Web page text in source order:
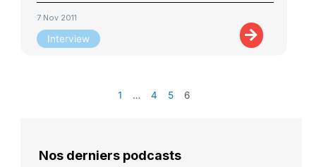
7 Nov 2011
Interview
1 … 4 5 6
Nos derniers podcasts